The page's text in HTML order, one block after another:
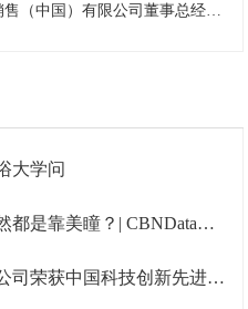
）有限公司董事总经理森常隆履新
大学问
是靠美瞳？| CBNData报告
荣获中国科技创新先进单位